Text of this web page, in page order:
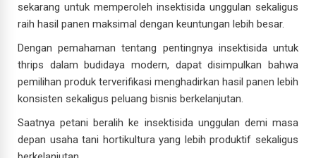
sekarang untuk memperoleh insektisida unggulan sekaligus
raih hasil panen maksimal dengan keuntungan lebih besar.
Dengan pemahaman tentang pentingnya insektisida untuk
thrips dalam budidaya modern, dapat disimpulkan bahwa
pemilihan produk terverifikasi menghadirkan hasil panen lebih
konsisten sekaligus peluang bisnis berkelanjutan.
Saatnya petani beralih ke insektisida unggulan demi masa
depan usaha tani hortikultura yang lebih produktif sekaligus